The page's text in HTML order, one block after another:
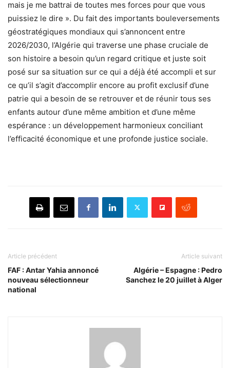
mais je me battrai de toutes mes forces pour que vous
puissiez le dire ». Du fait des importants bouleversements
géostratégiques mondiaux qui s’annoncent entre
2026/2030, l’Algérie qui traverse une phase cruciale de
son histoire a besoin qu’un regard critique et juste soit
posé sur sa situation sur ce qui a déjà été accompli et sur
ce qu’il s’agit d’accomplir encore au profit exclusif d’une
patrie qui a besoin de se retrouver et de réunir tous ses
enfants autour d’une même ambition et d’une même
espérance : un développement harmonieux conciliant
l’efficacité économique et une profonde justice sociale.
Article précédent
FAF : Antar Yahia annoncé
nouveau sélectionneur
national
Article suivant
Algérie – Espagne : Pedro
Sanchez le 20 juillet à Alger